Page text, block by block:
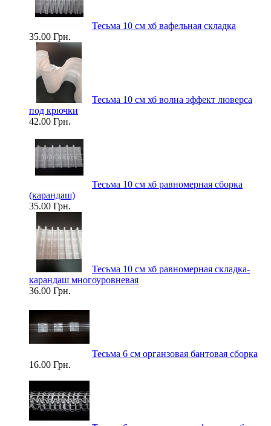
Тесьма 10 см хб вафельная складка
35.00 Грн.
Тесьма 10 см хб волна эффект люверса
под крючки
42.00 Грн.
Тесьма 10 см хб равномерная сборка
(карандаш)
35.00 Грн.
Тесьма 10 см хб равномерная складка-
карандаш многоуровневая
36.00 Грн.
Тесьма 6 см органзовая бантовая сборка
16.00 Грн.